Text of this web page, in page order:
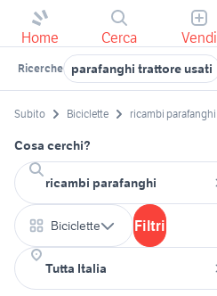
Home Cerca Vendi
Ricerche parafanghi trattore usati
Subito Biciclette ricambi parafanghi
Cosa cerchi?
Biciclette Filtri